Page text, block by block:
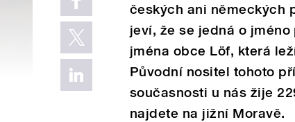
českých ani německých
jeví, že se jedná o
jména obce Löf, která
Původní nositel tohoto
současnosti u nás žije
najdete na jižní Moravě.